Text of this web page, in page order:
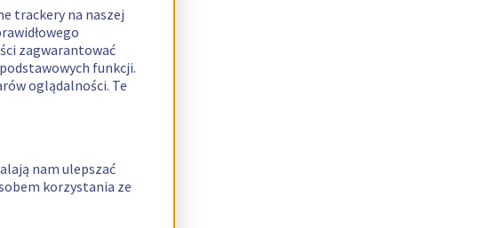
trackery na naszej
zagwarantować
funkcji.
oglądalności. Te
nam ulepszać
korzystania ze